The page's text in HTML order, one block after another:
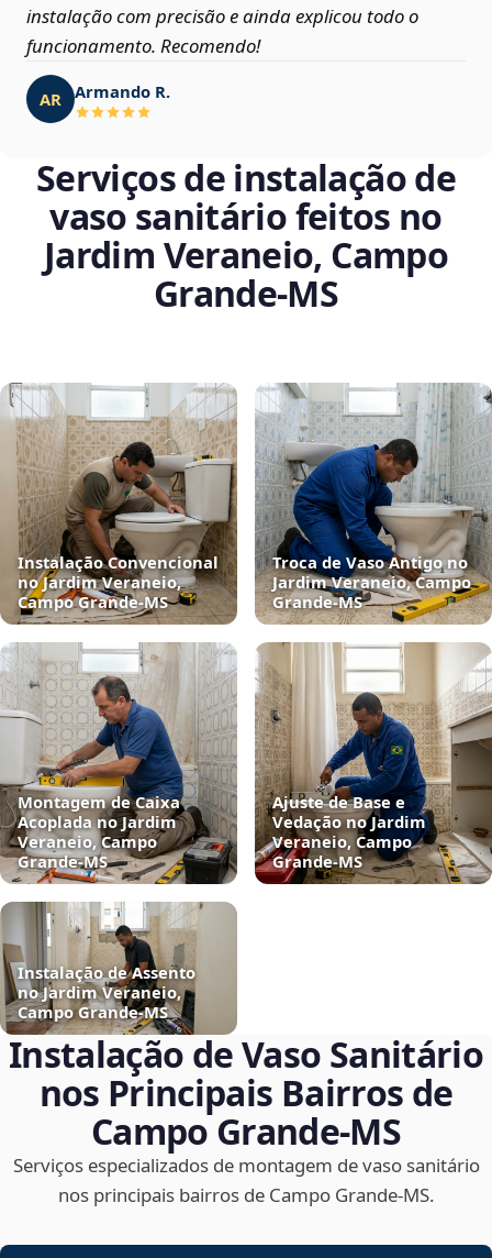
instalação com precisão e ainda explicou todo o
funcionamento. Recomendo!
AR Armando R.
Serviços de instalação de
vaso sanitário feitos no
Jardim Veraneio, Campo
Grande‑MS
Instalação Convencional
no Jardim Veraneio,
Campo Grande‑MS
Troca de Vaso Antigo no
Jardim Veraneio, Campo
Grande‑MS
Montagem de Caixa
Acoplada no Jardim
Veraneio, Campo
Grande‑MS
Ajuste de Base e
Vedação no Jardim
Veraneio, Campo
Grande‑MS
Instalação de Assento
no Jardim Veraneio,
Campo Grande‑MS
Instalação de Vaso Sanitário
nos Principais Bairros de
Campo Grande‑MS
Serviços especializados de montagem de vaso sanitário
nos principais bairros de Campo Grande‑MS.